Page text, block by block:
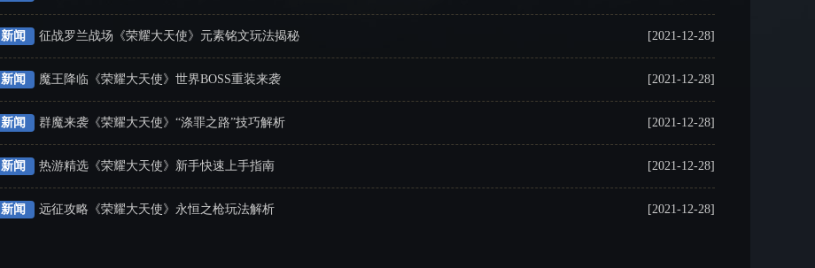
新闻 征战罗兰战场《荣耀大天使》元素铭文玩法揭秘 [2021-12-28]
新闻 魔王降临《荣耀大天使》世界BOSS重装来袭 [2021-12-28]
新闻 群魔来袭《荣耀大天使》“涤罪之路”技巧解析 [2021-12-28]
新闻 热游精选《荣耀大天使》新手快速上手指南 [2021-12-28]
新闻 远征攻略《荣耀大天使》永恒之枪玩法解析 [2021-12-28]